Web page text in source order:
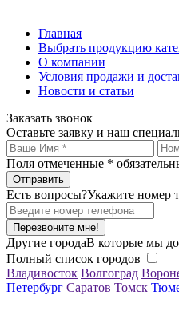
Главная
Выбрать продукцию
О компании
Условия продажи и
Новости и статьи
Заказать звонок
Оставьте заявку и наш
Поля отмеченные *
Есть вопросы?Укажите номер
Перезвоните мне!
Другие городаВ которые мы
Полный список городов
Владивосток Волгоград
Петербург Саратов Томск